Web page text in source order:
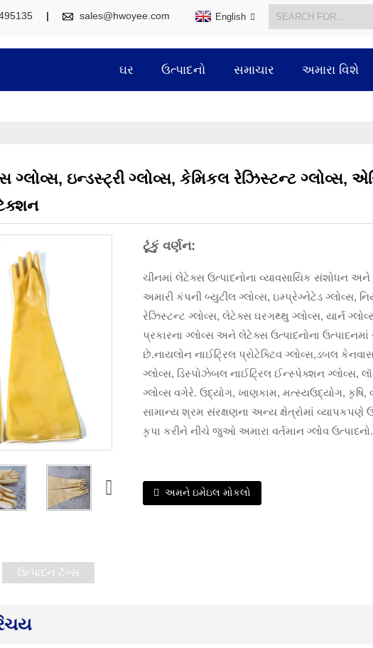
sales@hwoyee.com English
ઘર ઉત્પાદનો સમાચાર અમારા વિશે
ગ્લોવ્સ, ઇન્ડસ્ટ્રી ગ્લોવ્સ, કેમિકલ રેઝિસ્ટન્ટ ગ્લોવ્સ,
ટૂંકું વર્ણન:
ચીનમાં લેટેક્સ ઉત્પાદનોના વ્યાવસાયિક સંશોધન અને
અમારી કંપની બ્યુટીલ ગ્લોવ્સ, ઇમ્પ્રેગ્નેટેડ ગ્લોવ્સ,
રેઝિસ્ટન્ટ ગ્લોવ્સ, લેટેક્સ ઘરગથ્થુ ગ્લોવ્સ, યાર્ન
પ્રકારના ગ્લોવ્સ અને લેટેક્સ ઉત્પાદનોના
છે.નાયલોન નાઈટ્રિલ પ્રોટેક્ટિવ ગ્લોવ્સ,ડબલ કેનવાસ
ગ્લોવ્સ, ડિસ્પોઝેબલ નાઈટ્રિલ ઈન્સ્પેક્શન ગ્લોવ્સ,
ગ્લોવ્સ વગેરે. ઉદ્યોગ, ખાણકામ, મત્સ્યઉદ્યોગ,
સામાન્ય શ્રમ સંરક્ષણના અન્ય ક્ષેત્રોમાં વ્યાપકપણે
કૃપા કરીને નીચે જુઓ અમારા વર્તમાન ગ્લોવ ઉત્પાદનો.
અમને ઇમેઇલ મોકલો
ઉત્પાદન ટૅગ્સ